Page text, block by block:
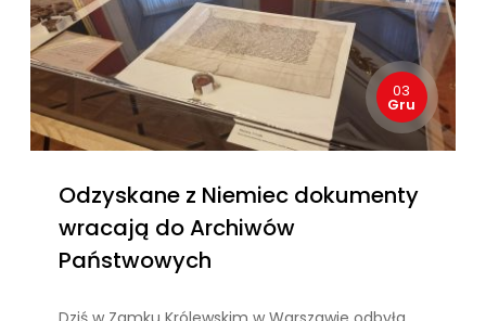
03
Gru
Odzyskane z Niemiec dokumenty
wracają do Archiwów
Państwowych